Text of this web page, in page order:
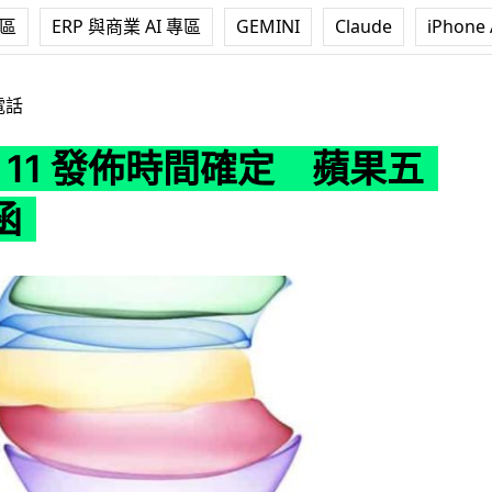
ERP 與商業 AI 專區 GEMINI Claude iPhone
話
發佈時間確定 蘋果五